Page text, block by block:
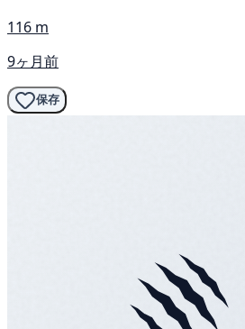
116 m
9ヶ月前
保存